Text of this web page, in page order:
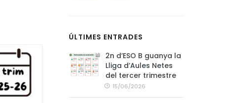
ÚLTIMES ENTRADES
2n d’ESO B guanya la
Lliga d’Aules Netes
del tercer trimestre
15/06/2026